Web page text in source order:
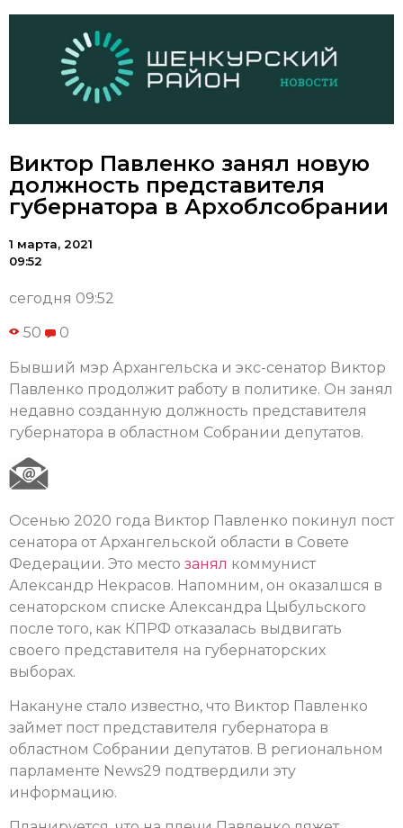
Виктор Павленко занял новую
должность представителя
губернатора в Архоблсобрании
1 марта, 2021
09:52
сегодня 09:52
50 0
Бывший мэр Архангельска и экс-сенатор Виктор
Павленко продолжит работу в политике. Он занял
недавно созданную должность представителя
губернатора в областном Собрании депутатов.
Осенью 2020 года Виктор Павленко покинул пост
сенатора от Архангельской области в Совете
Федерации. Это место занял коммунист
Александр Некрасов. Напомним, он оказалшся в
сенаторском списке Александра Цыбульского
после того, как КПРФ отказалась выдвигать
своего представителя на губернаторских
выборах.
Накануне стало известно, что Виктор Павленко
займет пост представителя губернатора в
областном Собрании депутатов. В региональном
парламенте News29 подтвердили эту
информацию.